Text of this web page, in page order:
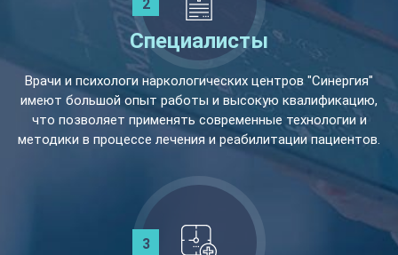
Специалисты
Врачи и психологи наркологических центров "Синергия"
имеют большой опыт работы и высокую квалификацию,
что позволяет применять современные технологии и
методики в процессе лечения и реабилитации пациентов.